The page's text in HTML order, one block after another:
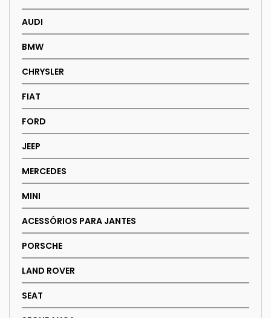
AUDI
BMW
CHRYSLER
FIAT
FORD
JEEP
MERCEDES
MINI
ACESSÓRIOS PARA JANTES
PORSCHE
LAND ROVER
SEAT